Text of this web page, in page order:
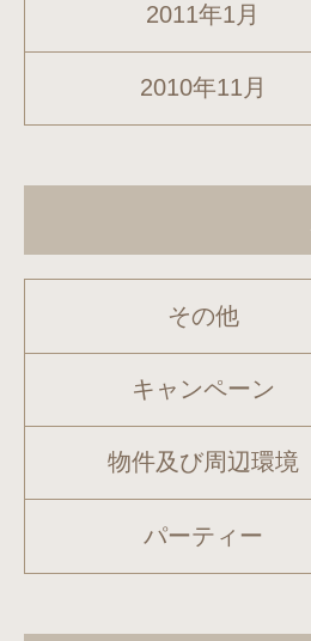
2011年1月
2010年11月
その他
キャンペーン
物件及び周辺環境
パーティー